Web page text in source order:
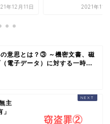
年12月11日 2021年11
意思とは？③ ～機密文書、磁
電子データ）に対する一時...
主